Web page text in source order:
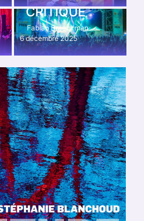
CRITIQUE
Fabian Braeckman
6 décembre 2025